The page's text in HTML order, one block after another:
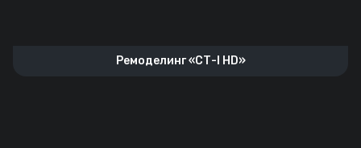
Ремоделинг «СТ-I HD»